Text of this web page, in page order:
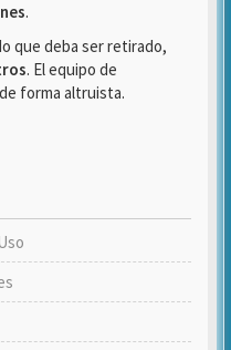
.
que deba ser retirado,
. El equipo de
forma altruista.